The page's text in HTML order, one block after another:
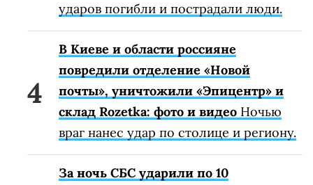
ударов погибли и пострадали люди.
В Киеве и области россияне
повредили отделение «Новой
почты», уничтожили «Эпицентр» и
склад Rozetka: фото и видео Ночью
враг нанес удар по столице и региону.
За ночь СБС ударили по 10